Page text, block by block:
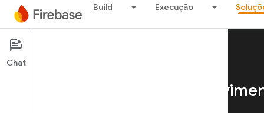
Build Execução
Soluções de
Chat